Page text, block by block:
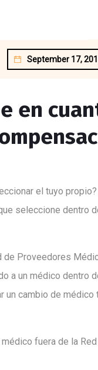
September 17,
en
el tuyo
seleccione dentro
de Proveedores
a un médico dentro
un cambio de médico
fuera de la